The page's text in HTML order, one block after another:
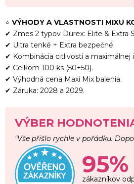
⭐ VÝHODY A VLASTNOSTI MIXU
✔ Zmes 2 typov Durex: Elite & Extra
✔ Ultra tenké + Extra bezpečné.
✔ Kombinácia citlivosti a maximálnej
✔ Celkom 100 ks (50+50).
✔ Výhodná cena Maxi Mix balenia.
✔ Záruka: 2028 a 2029.
VÝBER
"Vše přišlo rychle v pořádku.
95%
zákazníkov